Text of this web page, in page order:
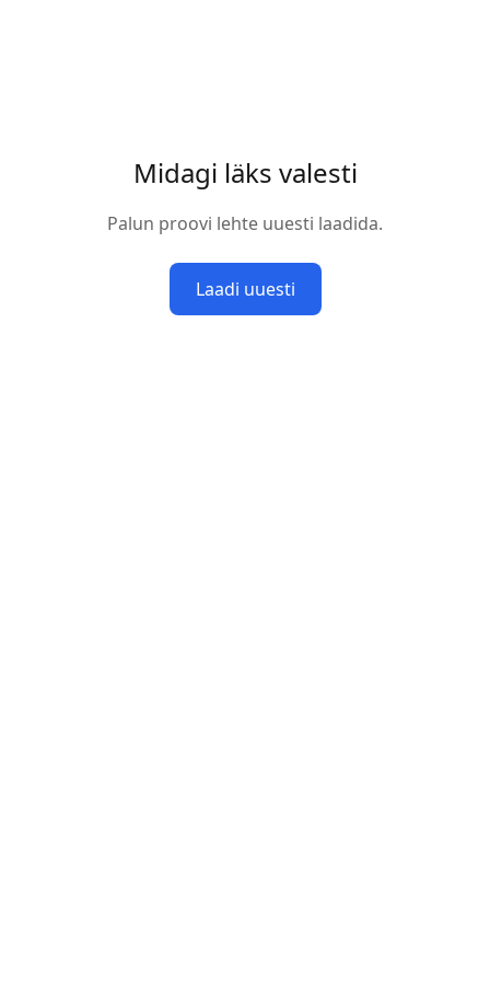
Midagi läks valesti
Palun proovi lehte uuesti laadida.
Laadi uuesti